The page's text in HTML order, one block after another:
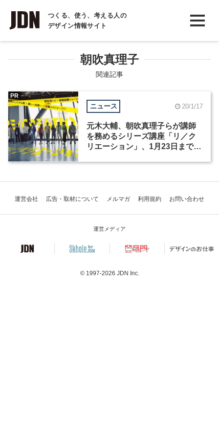
つくる、使う、考える人の
デザイン情報サイト
INTERVIEW
インタビュー
COLUMN
コラム
朝吹真理子
関連記事
ニュース 20/1/17
元木大輔、朝吹真理子らが講師
を務めるシリーズ講座「リ／ク
リエーション」、1月23日まで受
PR
運営会社 広告・取材について メルマガ 利用規約 お問い合わせ
運営メディア
© 1997-2026 JDN Inc.